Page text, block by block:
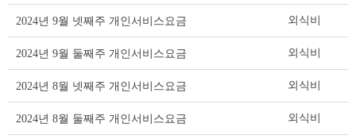
이
블
2024년 9월 넷째주 개인서비스요금 외식비
2024년 9월 둘째주 개인서비스요금 외식비
2024년 8월 넷째주 개인서비스요금 외식비
2024년 8월 둘째주 개인서비스요금 외식비